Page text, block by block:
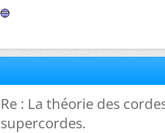
Re : La théorie des
supercordes.